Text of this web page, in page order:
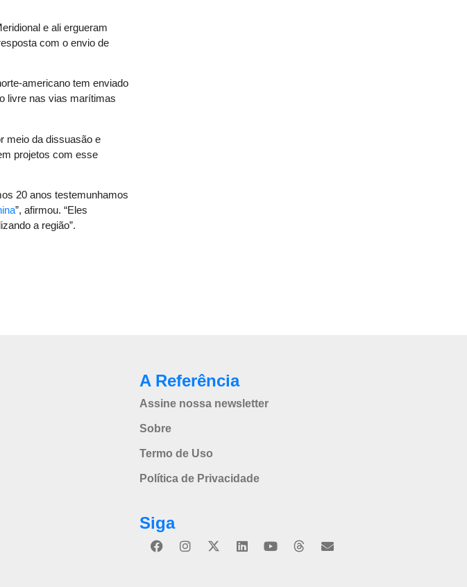
e ali ergueram
com o envio de
americano tem enviado
livre nas vias marítimas
meio da dissuasão e
projetos com esse
20 anos testemunhamos
”, afirmou. “Eles
a região”.
A Referência
Assine nossa newsletter
Sobre
Termo de Uso
Política de Privacidade
Siga